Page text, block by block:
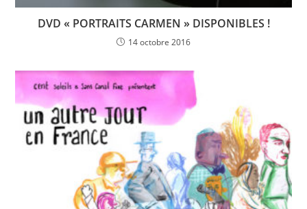
DVD « PORTRAITS CARMEN » DISPONIBLES !
14 octobre 2016